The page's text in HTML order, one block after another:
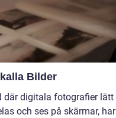
Bilder
där digitala fotografier lätt
och ses på skärmar, har